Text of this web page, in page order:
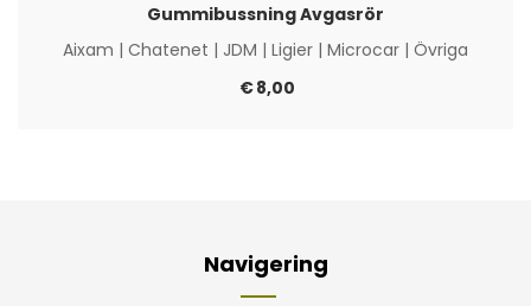
Gummibussning Avgasrör
Aixam | Chatenet | JDM | Ligier | Microcar | Övriga
€8,00
Navigering